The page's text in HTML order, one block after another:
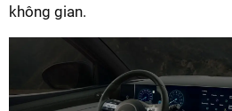
không gian.